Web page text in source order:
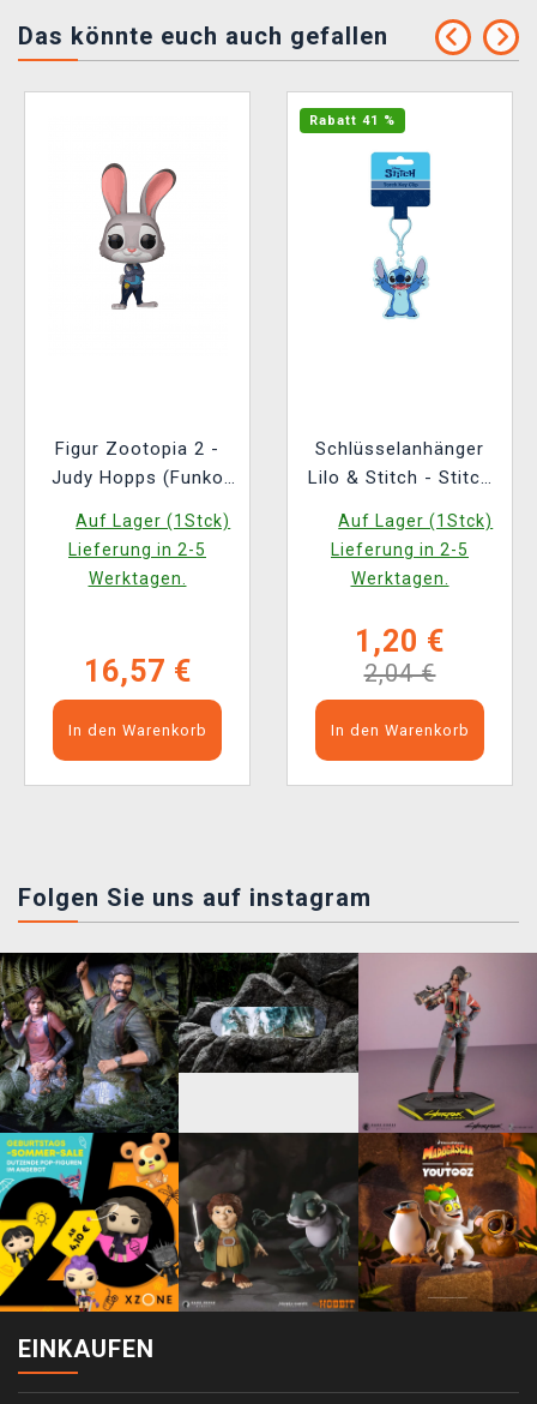
Das könnte euch auch gefallen
Figur Zootopia 2 -
Judy Hopps (Funko
Auf Lager (1Stck)
Lieferung in 2-5
Werktagen.
16,57 €
In den Warenkorb
Rabatt 41 %
Schlüsselanhänger
Lilo & Stitch - Stitch
Auf Lager (1Stck)
Lieferung in 2-5
Werktagen.
1,20 €
2,04 €
In den Warenkorb
Folgen Sie uns auf instagram
EINKAUFEN